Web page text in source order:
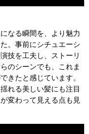
なる瞬間を、より魅力
。事前にシチュエーシ
技を工夫し、ストーリ
のシーンでも、これま
きたと感じています。
れる美しい髪にも注目
変わって見える点も見